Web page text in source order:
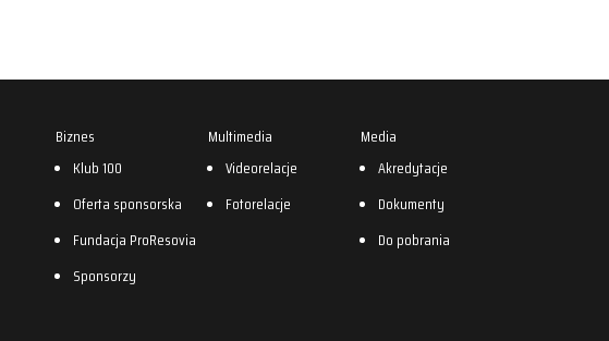
Biznes
Klub 100
Oferta sponsorska
Fundacja ProResovia
Sponsorzy
Multimedia
Videorelacje
Fotorelacje
Media
Akredytacje
Dokumenty
Do pobrania